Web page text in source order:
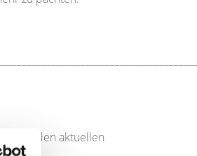
von den aktuellen